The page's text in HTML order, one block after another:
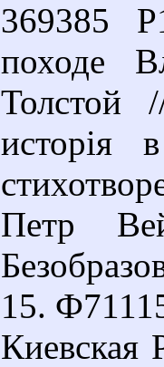
369385
походе
Толстой
исторія
Петр
15.
Киевская